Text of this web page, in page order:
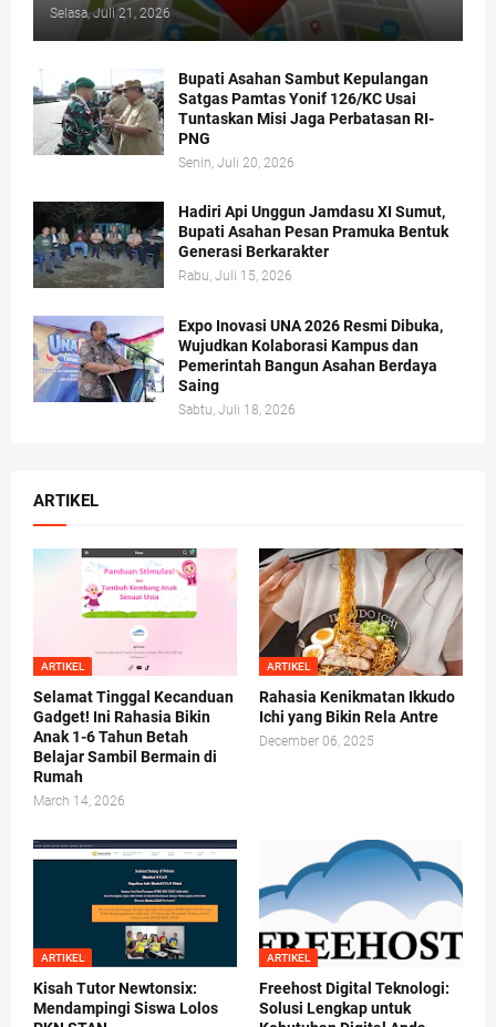
Selasa, Juli 21, 2026
Bupati Asahan Sambut Kepulangan
Satgas Pamtas Yonif 126/KC Usai
Tuntaskan Misi Jaga Perbatasan RI-
PNG
Senin, Juli 20, 2026
Hadiri Api Unggun Jamdasu XI Sumut,
Bupati Asahan Pesan Pramuka Bentuk
Generasi Berkarakter
Rabu, Juli 15, 2026
Expo Inovasi UNA 2026 Resmi Dibuka,
Wujudkan Kolaborasi Kampus dan
Pemerintah Bangun Asahan Berdaya
Saing
Sabtu, Juli 18, 2026
ARTIKEL
ARTIKEL
Selamat Tinggal Kecanduan
Gadget! Ini Rahasia Bikin
Anak 1-6 Tahun Betah
Belajar Sambil Bermain di
Rumah
March 14, 2026
ARTIKEL
Rahasia Kenikmatan Ikkudo
Ichi yang Bikin Rela Antre
December 06, 2025
ARTIKEL
Kisah Tutor Newtonsix:
Mendampingi Siswa Lolos
ARTIKEL
Freehost Digital Teknologi:
Solusi Lengkap untuk